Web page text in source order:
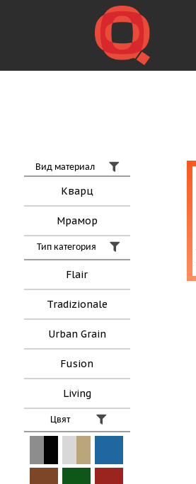
Вид материал
Кварц
Мрамор
Тип категория
Flair
Tradizionale
Urban Grain
Fusion
Living
Цвят